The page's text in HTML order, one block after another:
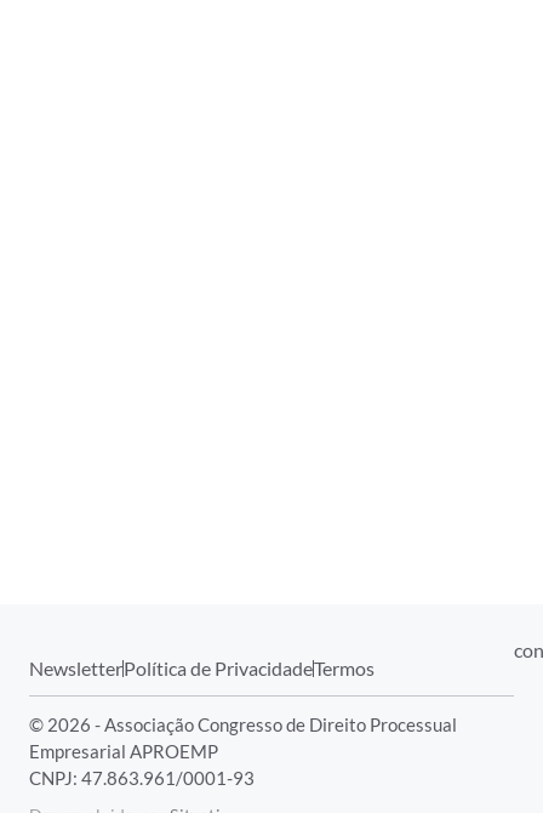
NewsletterPolítica de PrivacidadeTermos
© 2026 - Associação Congresso de Direito Processual
Empresarial APROEMP
CNPJ: 47.863.961/0001-93